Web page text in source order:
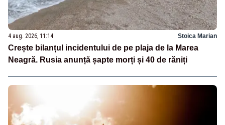
4 aug. 2026, 11:14 Stoica Marian
Crește bilanțul incidentului de pe plaja de la Marea
Neagră. Rusia anunță șapte morți și 40 de răniți